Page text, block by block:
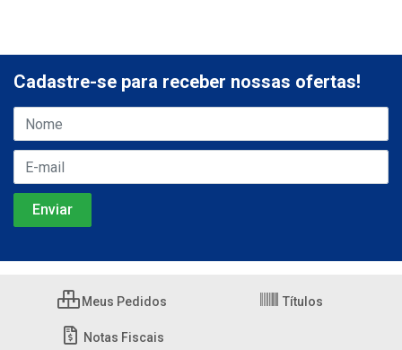
Cadastre-se para receber nossas ofertas!
Meus Pedidos Títulos
Notas Fiscais